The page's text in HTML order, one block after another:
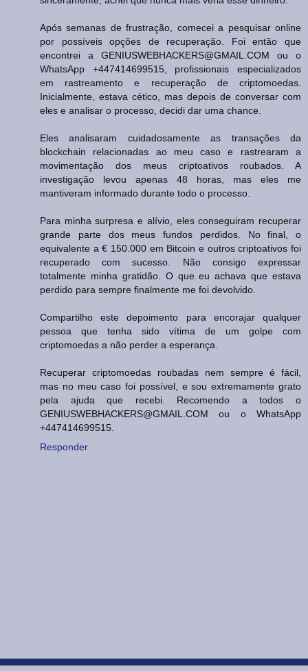
Após semanas de frustração, comecei a pesquisar online
por possíveis opções de recuperação. Foi então que
encontrei a GENIUSWEBHACKERS@GMAIL.COM ou o
WhatsApp +447414699515, profissionais especializados
em rastreamento e recuperação de criptomoedas.
Inicialmente, estava cético, mas depois de conversar com
eles e analisar o processo, decidi dar uma chance.
Eles analisaram cuidadosamente as transações da
blockchain relacionadas ao meu caso e rastrearam a
movimentação dos meus criptoativos roubados. A
investigação levou apenas 48 horas, mas eles me
mantiveram informado durante todo o processo.
Para minha surpresa e alívio, eles conseguiram recuperar
grande parte dos meus fundos perdidos. No final, o
equivalente a € 150.000 em Bitcoin e outros criptoativos foi
recuperado com sucesso. Não consigo expressar
totalmente minha gratidão. O que eu achava que estava
perdido para sempre finalmente me foi devolvido.
Compartilho este depoimento para encorajar qualquer
pessoa que tenha sido vítima de um golpe com
criptomoedas a não perder a esperança.
Recuperar criptomoedas roubadas nem sempre é fácil,
mas no meu caso foi possível, e sou extremamente grato
pela ajuda que recebi. Recomendo a todos o
GENIUSWEBHACKERS@GMAIL.COM ou o WhatsApp
+447414699515.
Responder